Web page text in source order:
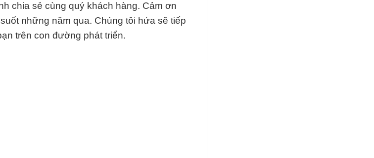
chia sẻ cùng quý khách hàng. Cảm ơn
những năm qua. Chúng tôi hứa sẽ tiếp
trên con đường phát triển.